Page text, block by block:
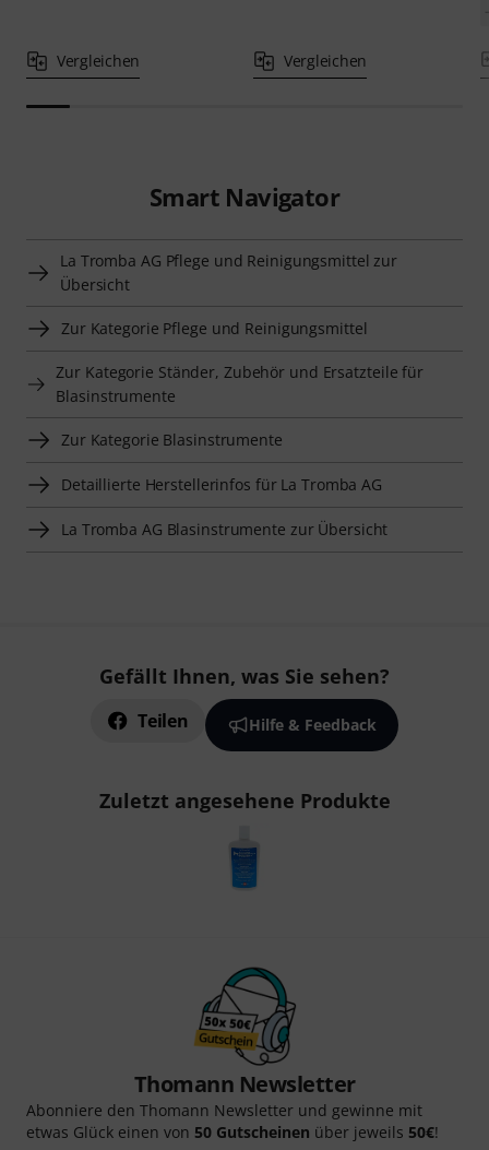
Vergleichen Vergleichen
Smart Navigator
La Tromba AG Pflege und Reinigungsmittel zur
Übersicht
Zur Kategorie Pflege und Reinigungsmittel
Zur Kategorie Ständer, Zubehör und Ersatzteile für
Blasinstrumente
Zur Kategorie Blasinstrumente
Detaillierte Herstellerinfos für La Tromba AG
La Tromba AG Blasinstrumente zur Übersicht
Gefällt Ihnen, was Sie sehen?
Teilen Hilfe & Feedback
Zuletzt angesehene Produkte
Thomann Newsletter
Abonniere den Thomann Newsletter und gewinne mit
etwas Glück einen von 50 Gutscheinen über jeweils 50€!